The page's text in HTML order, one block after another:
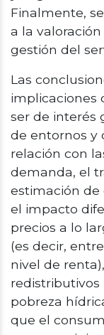
Finalmente,
a la
gestión del
Las
implicaciones
ser de interés
de entornos y
relación con
demanda, el
estimación
el impacto
precios a lo
(es decir,
nivel de
redistributivos
pobreza
que el